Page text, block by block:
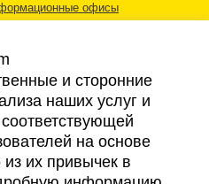
офисы
информация
и сторонние
наших услуг и
на основе
их привычек в